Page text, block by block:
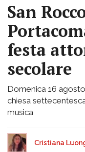
San
festa
secolare
Domenica 16
chiesa
musica
Cristiana